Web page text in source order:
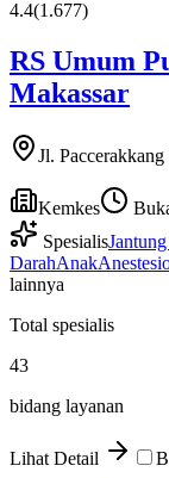
4.4(1.677)
RS Umum
Makassar
Jl.
Kemkes
Spesialis
DarahAnak
lainnya
Total spesialis
43
bidang layanan
Lihat Detail